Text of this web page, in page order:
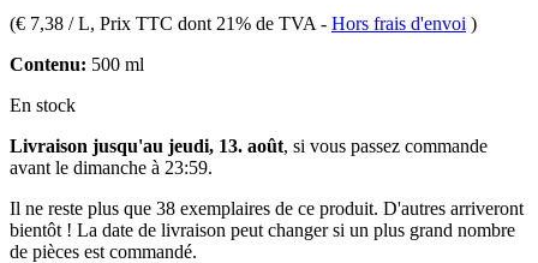
(€ 7,38 / L, Prix TTC dont 21% de TVA - Hors frais d'envoi )
Contenu: 500 ml
En stock
Livraison jusqu'au jeudi, 13. août, si vous passez commande
avant le dimanche à 23:59.
Il ne reste plus que 38 exemplaires de ce produit. D'autres arriveront
bientôt ! La date de livraison peut changer si un plus grand nombre
de pièces est commandé.